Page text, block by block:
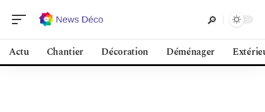
Actu Chantier Décoration Déménager